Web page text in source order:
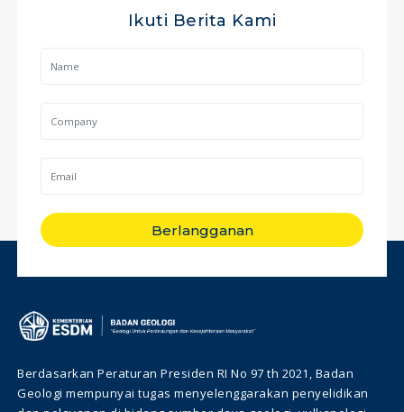
Ikuti Berita Kami
Berlangganan
Berdasarkan Peraturan Presiden RI No 97 th 2021, Badan
Geologi mempunyai tugas menyelenggarakan penyelidikan